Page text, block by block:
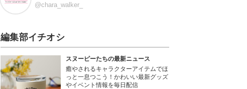
@chara_walker_
編集部イチオシ
スヌーピーたちの最新ニュース
癒やされるキャラクターアイテムでほ
っと一息つこう！かわいい最新グッズ
やイベント情報を毎日配信